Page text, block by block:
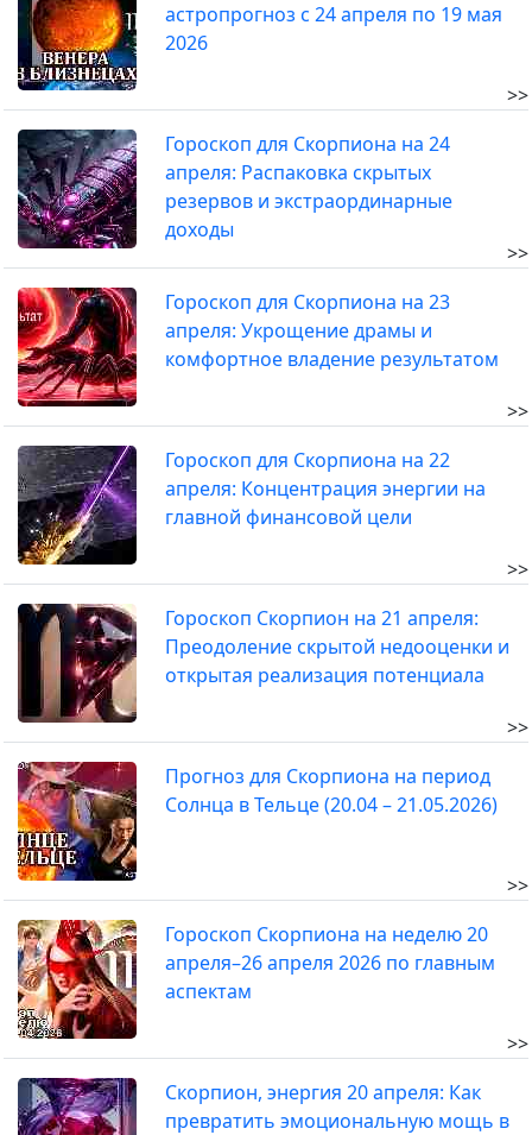
астропрогноз с 24 апреля по 19 мая
2026
>>
Гороскоп для Скорпиона на 24
апреля: Распаковка скрытых
резервов и экстраординарные
доходы
>>
Гороскоп для Скорпиона на 23
апреля: Укрощение драмы и
комфортное владение результатом
>>
Гороскоп для Скорпиона на 22
апреля: Концентрация энергии на
главной финансовой цели
>>
Гороскоп Скорпион на 21 апреля:
Преодоление скрытой недооценки и
открытая реализация потенциала
>>
Прогноз для Скорпиона на период
Солнца в Тельце (20.04 – 21.05.2026)
>>
Гороскоп Скорпиона на неделю 20
апреля–26 апреля 2026 по главным
аспектам
>>
Скорпион, энергия 20 апреля: Как
превратить эмоциональную мощь в